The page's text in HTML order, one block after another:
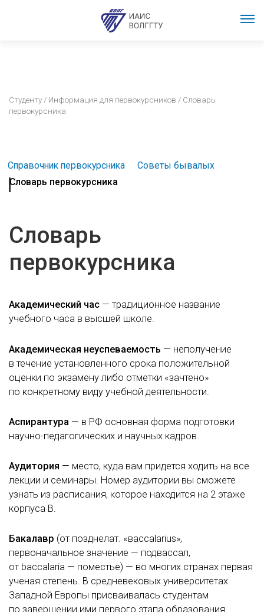
Студенту / Информация для первокурсников / Словарь
первокурсника
Справочник первокурсника
Советы бывалых
Словарь первокурсника
Словарь
первокурсника
Академический час — традиционное название
учебного часа в высшей школе.
Академическая неуспеваемость — неполучение
в течение установленного срока положительной
оценки по экзамену либо отметки «зачтено»
по конкретному виду учебной деятельности.
Аспирантура — в РФ основная форма подготовки
научно-педагогических и научных кадров.
Аудитория — место, куда вам придется ходить на все
лекции и семинары. Номер аудитории вы сможете
узнать из расписания, которое находится на 2 этаже
корпуса В.
Бакалавр (от позднелат. «вaccalarius»,
первоначальное значение — подвассал,
от baccalaria — поместье) — во многих странах первая
ученая степень. В средневековых университетах
Западной Европы присваивалась студентам
по завершении ими первого этапа образования.